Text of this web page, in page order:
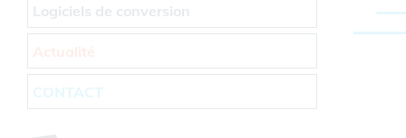
Logiciels de conversion
CONTACT